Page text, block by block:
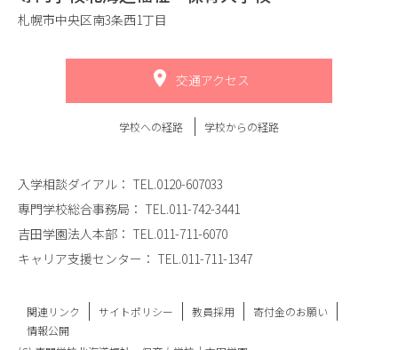
札幌市中央区南3条西1丁目
交通アクセス
学校への経路 学校からの経路
入学相談ダイアル： TEL.0120-607033
専門学校総合事務局： TEL.011-742-3441
吉田学園法人本部： TEL.011-711-6070
キャリア支援センター： TEL.011-711-1347
関連リンク サイトポリシー 教員採用
寄付金のお願い
情報公開